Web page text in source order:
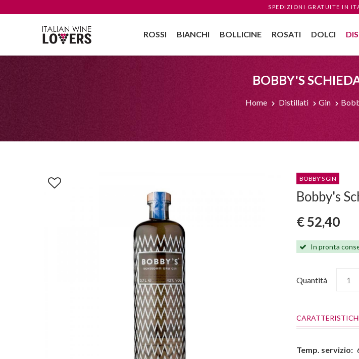
SPEDIZIONI GRATUITE IN
ROSSI BIANCHI BOLLICINE ROSATI DOLCI
BOBBY'S
Home Distillati Gin
BOBBY'S GIN
Bobby's
€ 52,40
In pronta
Quantità
Temp. servizio: